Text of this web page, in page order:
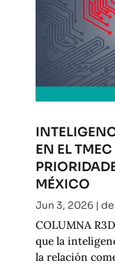
EN EL
MÉXICO
Jun 3, 2026|
COLUMNA
que la
la relación